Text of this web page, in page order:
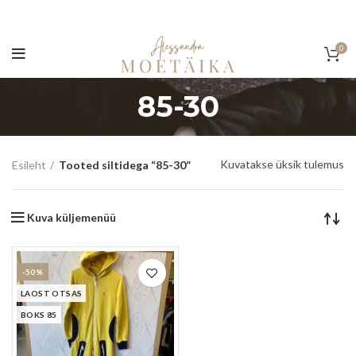
0
85-30
Esileht Tooted siltidega “85-30” Kuvatakse üksik tulemus
Kuva küljemenüü
-50%
LAOST OTSAS
BOKS 85